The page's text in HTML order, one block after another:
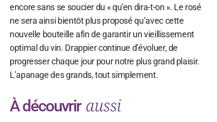
encore sans se soucier du « qu’en dira-t-on ». Le rosé
ne sera ainsi bientôt plus proposé qu’avec cette
nouvelle bouteille afin de garantir un vieillissement
optimal du vin. Drappier continue d’évoluer, de
progresser chaque jour pour notre plus grand plaisir.
L’apanage des grands, tout simplement.
À découvrir aussi